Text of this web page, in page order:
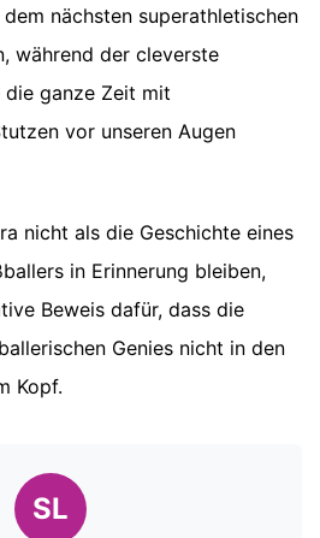
nächsten superathletischen
während der cleverste
ganze Zeit mit
vor unseren Augen
nicht als die Geschichte eines
in Erinnerung bleiben,
Beweis dafür, dass die
Genies nicht in den
Kopf.
SL